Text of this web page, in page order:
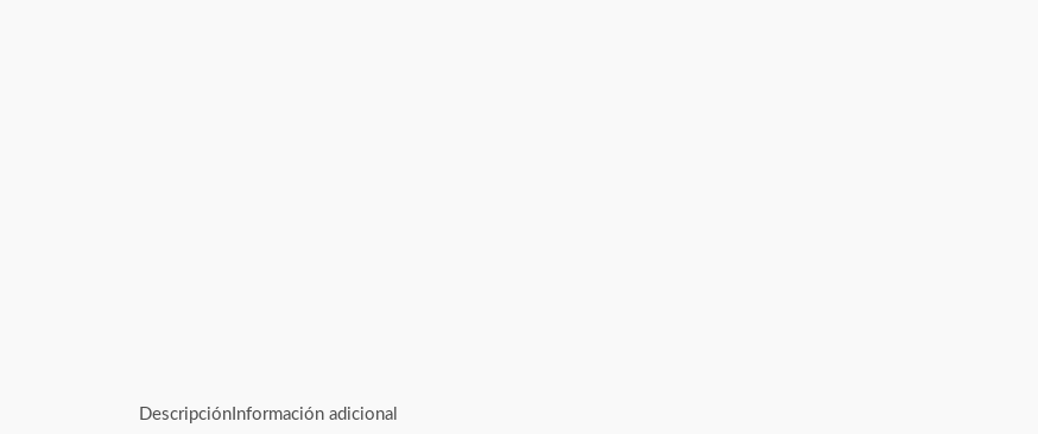
Descripción Información adicional